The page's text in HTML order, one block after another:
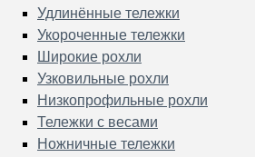
Удлинённые тележки
Укороченные тележки
Широкие рохли
Узковильные рохли
Низкопрофильные рохли
Тележки с весами
Ножничные тележки